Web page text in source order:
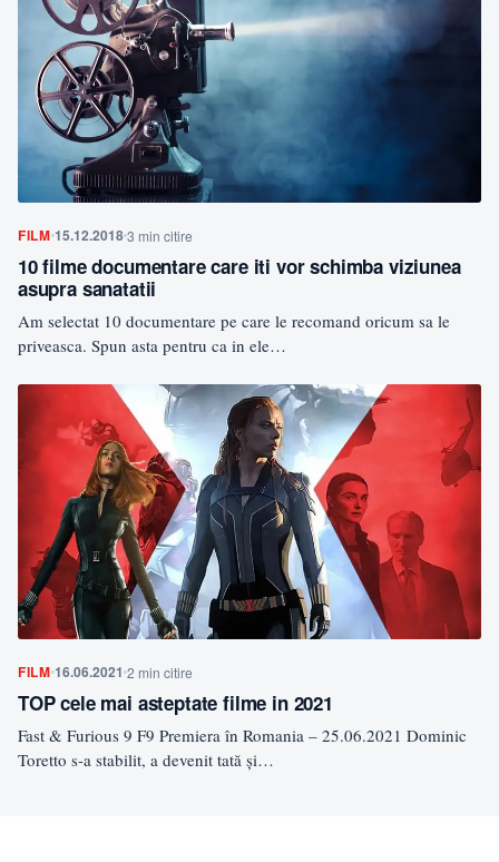
FILM 15.12.20183 min citire
10 filme documentare care iti vor schimba viziunea
asupra sanatatii
Am selectat 10 documentare pe care le recomand oricum sa le
priveasca. Spun asta pentru ca in ele…
FILM 16.06.2021 2 min citire
TOP cele mai asteptate filme in 2021
Fast & Furious 9 F9 Premiera în Romania – 25.06.2021 Dominic
Toretto s-a stabilit, a devenit tată și…